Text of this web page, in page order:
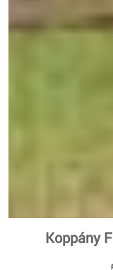
Koppány